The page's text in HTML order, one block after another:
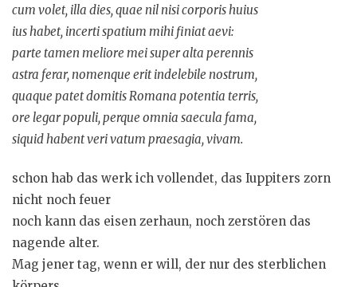
cum volet, illa dies, quae nil nisi corporis huius
ius habet, incerti spatium mihi finiat aevi:
parte tamen meliore mei super alta perennis
astra ferar, nomenque erit indelebile nostrum,
quaque patet domitis Romana potentia terris,
ore legar populi, perque omnia saecula fama,
siquid habent veri vatum praesagia, vivam.
schon hab das werk ich vollendet, das Iuppiters zorn
nicht noch feuer
noch kann das eisen zerhaun, noch zerstören das
nagende alter.
Mag jener tag, wenn er will, der nur des sterblichen